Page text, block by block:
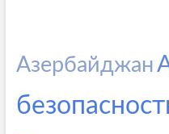
Азербайджан